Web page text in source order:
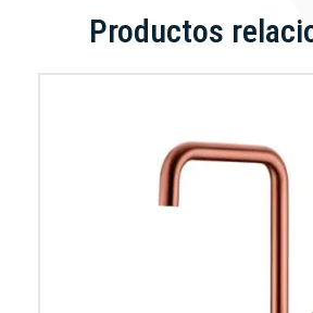
Productos